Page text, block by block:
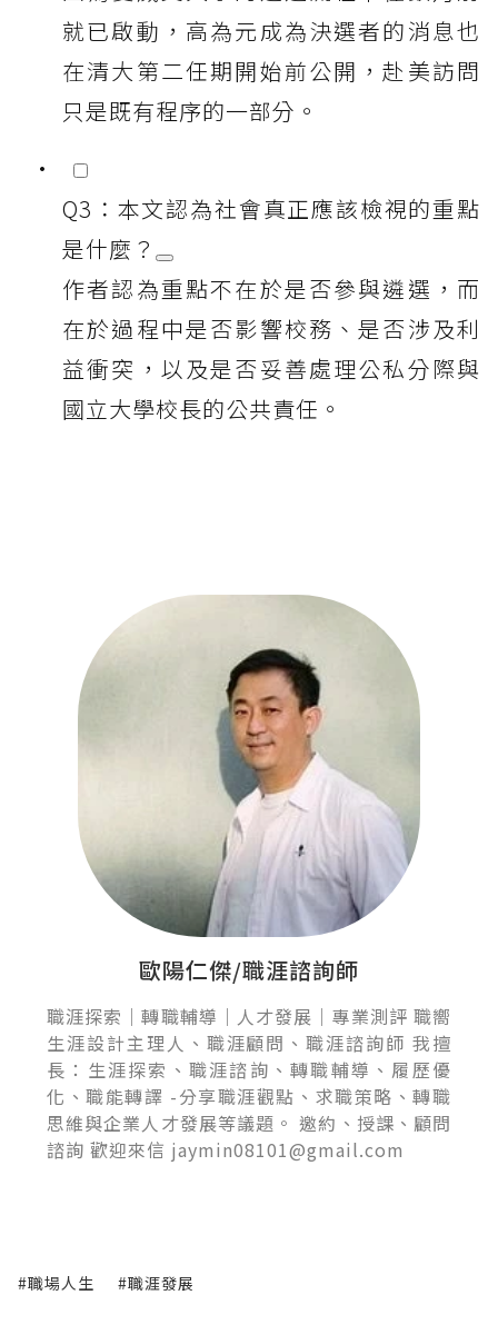
就已啟動，高為元成為決選者的消息也
在清大第二任期開始前公開，赴美訪問
只是既有程序的一部分。
Q3：本文認為社會真正應該檢視的重點
是什麼？
作者認為重點不在於是否參與遴選，而
在於過程中是否影響校務、是否涉及利
益衝突，以及是否妥善處理公私分際與
國立大學校長的公共責任。
歐陽仁傑/職涯諮詢師
職涯探索｜轉職輔導｜人才發展｜專業測評 職嚮
生涯設計主理人、職涯顧問、職涯諮詢師 我擅
長：生涯探索、職涯諮詢、轉職輔導、履歷優
化、職能轉譯 -分享職涯觀點、求職策略、轉職
思維與企業人才發展等議題。 邀約、授課、顧問
諮詢 歡迎來信 jaymin08101@gmail.com
#職場人生 #職涯發展